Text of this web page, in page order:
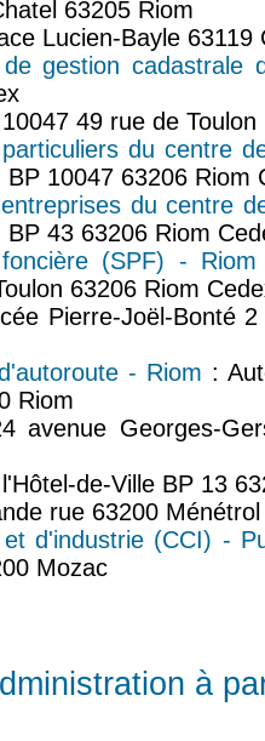
63205 Riom
Lucien-Bayle 63119
gestion cadastrale
49 rue de
du centre
10047 63206 Riom
du centre
43 63206 Riom
(SPF) - Riom
63206 Riom
Pierre-Joël-Bonté
- Riom :
Riom
avenue Georges-
de-Ville BP 13
rue 63200 Ménétrol
d'industrie (CCI) -
Mozac
à